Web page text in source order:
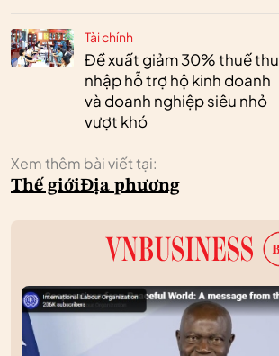
Tài chính
Đề xuất giảm 30% thuế thu
nhập hỗ trợ hộ kinh doanh
và doanh nghiệp siêu nhỏ
vượt khó
Xem thêm bài viết tại:
Thế giớiĐịa phương